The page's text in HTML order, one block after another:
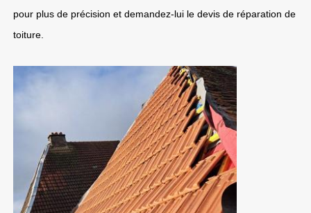
pour plus de précision et demandez-lui le devis de réparation de
toiture.